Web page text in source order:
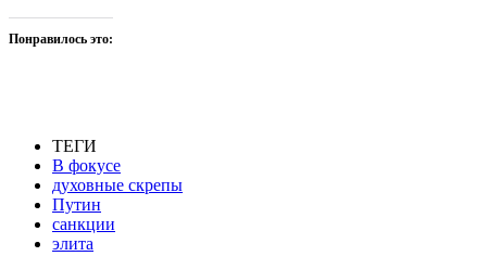
Понравилось это:
ТЕГИ
В фокусе
духовные скрепы
Путин
санкции
элита